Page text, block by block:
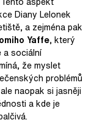
Diany Lelonek
a zejména pak
Yaffe, který
a sociální
že myslet
problémů
naopak si jasněji
a kde je